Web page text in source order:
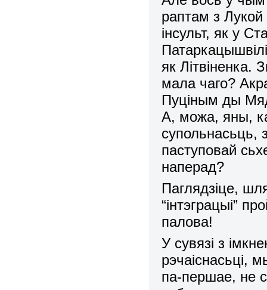
раптам з
інсульт, як у
як Літвіненка.
мала чаго?
Пуціным ды
А, можа, яны,
супольнасьць,
паступовай
наперад?
Паглядзіце,
“інтэграцыі”
палова!
У сувязі з
рэчаіснасьці,
па-першае, не